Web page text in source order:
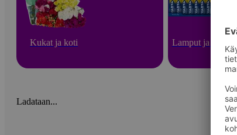
Kukat ja koti Lamput ja paristot
Ladataan...